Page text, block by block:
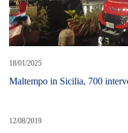
18/01/2025
Maltempo in Sicilia, 700
12/08/2019